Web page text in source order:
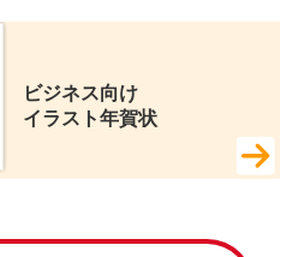
ビジネス向け
イラスト年賀状